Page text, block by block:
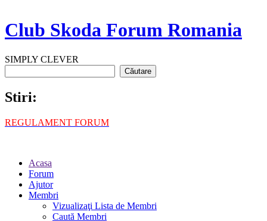
Club Skoda Forum Romania
SIMPLY CLEVER
Stiri:
REGULAMENT FORUM
Acasa
Forum
Ajutor
Membri
Vizualizaţi Lista de Membri
Caută Membri